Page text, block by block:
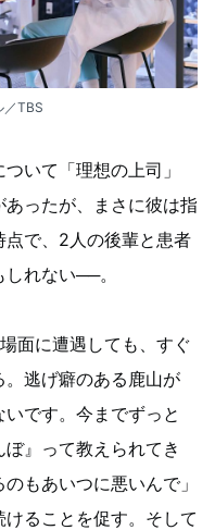
TBS
いて「理想の上司」
あったが、まさに彼は指
で、2人の後輩と患者
れない──。
面に遭遇しても、すぐ
逃げ癖のある鹿山が
いです。今までずっと
ぼ』って教えられてき
もあいつに悪いんで」
ることを促す。そして